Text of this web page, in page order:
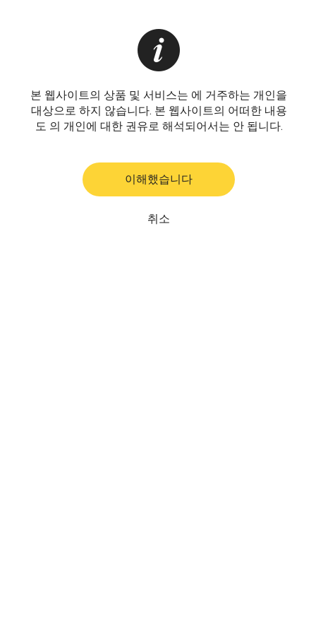
본 웹사이트의 상품 및 서비스는 에 거주하는 개인을
대상으로 하지 않습니다. 본 웹사이트의 어떠한 내용
도 의 개인에 대한 권유로 해석되어서는 안 됩니다.
이해했습니다
취소